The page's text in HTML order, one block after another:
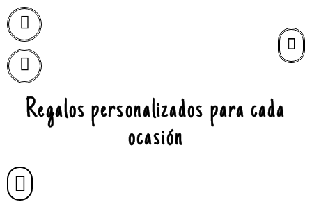
Regalos personalizados para cada
ocasión